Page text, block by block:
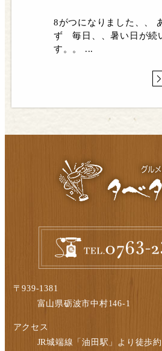
8がつになりました、、
ず 毎日、、暑い日が続
す。。 ...
〒939-1381
富山県砺波市中村146-1
アクセス
JR城端線「油田駅」より徒歩